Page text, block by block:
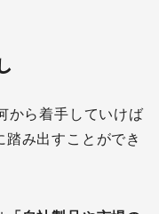
から着手していけば
み出すことができ